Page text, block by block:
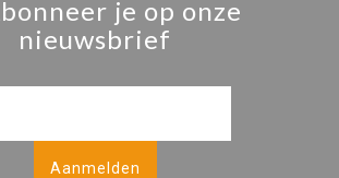
je op onze
nieuwsbrief
Aanmelden